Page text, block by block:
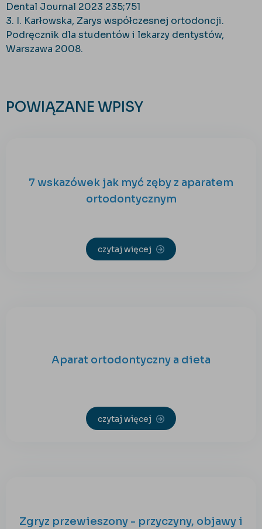
Dental Journal 2023 235;751
3. I. Karłowska, Zarys współczesnej ortodoncji.
Podręcznik dla studentów i lekarzy dentystów,
Warszawa 2008.
POWIĄZANE WPISY
7 wskazówek jak myć zęby z aparatem
ortodontycznym
czytaj więcej
Aparat ortodontyczny a dieta
czytaj więcej
Zgryz przewieszony - przyczyny, objawy i